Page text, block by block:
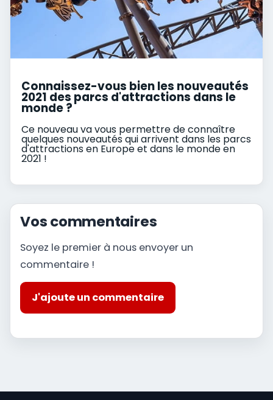
Connaissez-vous bien les nouveautés
2021 des parcs d'attractions dans le
monde ?
Ce nouveau va vous permettre de connaître
quelques nouveautés qui arrivent dans les parcs
d'attractions en Europe et dans le monde en
2021 !
Vos commentaires
Soyez le premier à nous envoyer un
commentaire !
J'ajoute un commentaire